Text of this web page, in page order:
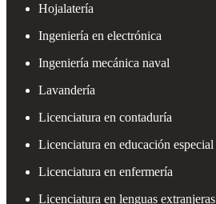
Hojalatería
Ingeniería en electrónica
Ingeniería mecánica naval
Lavandería
Licenciatura en contaduría
Licenciatura en educación especial
Licenciatura en enfermería
Licenciatura en lenguas extranjeras